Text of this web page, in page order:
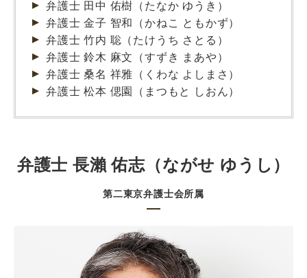
弁護士 田中 佑樹（たなか ゆうき）
弁護士 金子 智和（かねこ ともかず）
弁護士 竹内 聡（たけうち さとる）
弁護士 鈴木 麻文（すずき まあや）
弁護士 桑名 祥雅（くわな よしまさ）
弁護士 松本 偲園（まつもと しおん）
弁護士 長瀨 佑志（ながせ ゆうし）
第二東京弁護士会所属